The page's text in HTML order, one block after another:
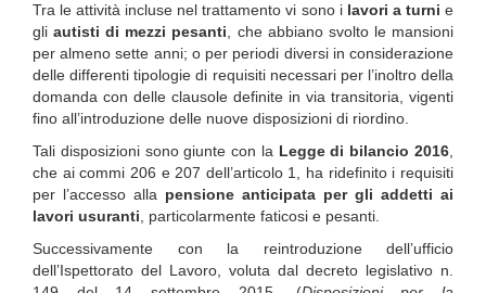
Tra le attività incluse nel trattamento vi sono i lavori a turni e
gliautisti di mezzi pesanti , che abbiano svolto le mansioni
per almeno sette anni; o per periodi diversi in considerazione
delle differenti tipologie di requisiti necessari per l’inoltro della
domanda con delle clausole definite in via transitoria, vigenti
fino all’introduzione delle nuove disposizioni di riordino.
Tali disposizioni sono giunte con la Legge di bilancio 2016
che ai commi 206 e 207 dell’articolo 1, ha ridefinito i requisiti
per l’accesso alla pensione anticipata per gli addetti ai
lavori usuranti , particolarmente faticosi e pesanti.
Successivamente con la reintroduzione dell’ufficio
dell’Ispettorato del Lavoro, voluta dal decreto legislativo n.